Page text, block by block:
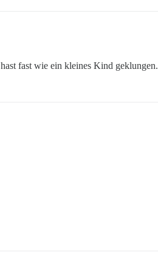
fast wie ein kleines Kind geklungen.